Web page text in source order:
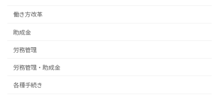
働き方改革
助成金
労務管理
労務管理・助成金
各種手続き